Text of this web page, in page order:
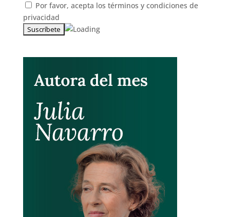
Por favor, acepta los términos y condiciones de
privacidad